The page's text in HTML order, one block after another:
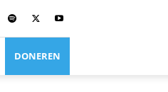
DONEREN